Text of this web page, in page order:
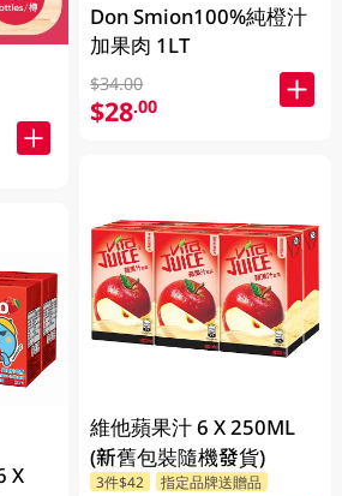
X
Don Smion100%純橙汁
加果肉 1LT
$34.00
$28.00
維他蘋果汁 6 X 250ML
(新舊包裝隨機發貨)
3件$42 指定品牌送贈品